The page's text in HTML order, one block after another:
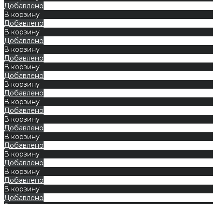
Добавлено
В корзину
Добавлено
В корзину
Добавлено
В корзину
Добавлено
В корзину
Добавлено
В корзину
Добавлено
В корзину
Добавлено
В корзину
Добавлено
В корзину
Добавлено
В корзину
Добавлено
В корзину
Добавлено
В корзину
Добавлено